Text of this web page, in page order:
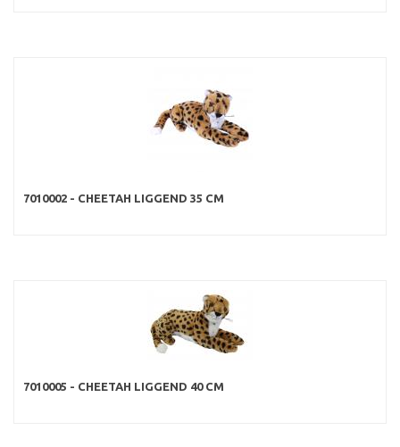
7010002 - CHEETAH LIGGEND 35 CM
7010005 - CHEETAH LIGGEND 40 CM